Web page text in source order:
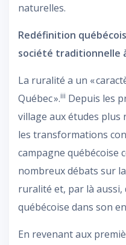
naturelles.
Redéfinition
société traditionnelle
La ruralité a un «
Québec ».iii Depuis les
village aux études
les transformations
campagne québécoise
nombreux débats sur
ruralité et, par là aussi,
québécoise dans son
En revenant aux